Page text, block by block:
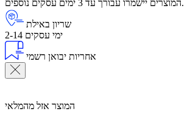
המוצרים יישמרו עבורך עד 3 ימים עסקים נוספים.
שריון באילת
2-14 ימי עסקים
אחריות יבואן רשמי
המוצר אזל מהמלאי